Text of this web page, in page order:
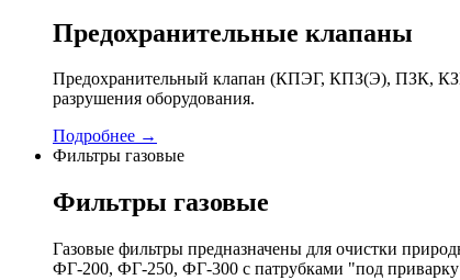
Предохранительные клапаны
Предохранительный клапан (КПЭГ, КПЗ(Э), ПЗК,
разрушения оборудования.
Подробнее →
Фильтры газовые
Фильтры газовые
Газовые фильтры предназначены для очистки
ФГ-200, ФГ-250, ФГ-300 с патрубками "под